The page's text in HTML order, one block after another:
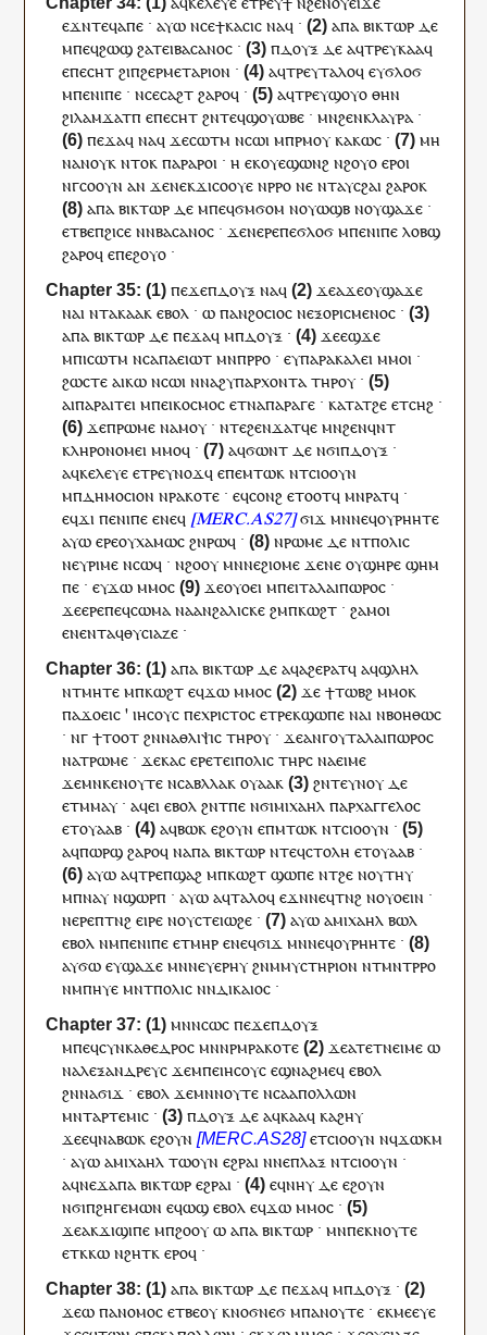
ⲉϫⲛⲧⲉϥⲁⲡⲉ · ⲁⲩⲱ ⲛⲥⲉϯⲕⲁⲥⲓⲥ ⲛⲁϥ · ⲁⲡⲁⲃⲓⲕⲧⲱⲣ ⲇⲉ
ⲙⲡⲉϥϩⲱϣ ϩⲁⲧⲉⲓⲃⲁⲥⲁⲛⲟⲥ · ⲡⲇⲟⲩⲝ ⲇⲉ ⲁϥⲧⲣⲉⲩⲕⲁⲁϥ
ⲉⲡⲉⲥⲏⲧ ϩⲓⲡϩⲉⲣⲙⲉⲧⲁⲣⲓⲟⲛ · ⲁϥⲧⲣⲉⲩⲧⲁⲗⲟϥ ⲉⲩϭⲗⲟϭ
ⲙⲡⲉⲛⲓⲡⲉ · ⲛⲥⲉⲥⲁϩⲧ ϩⲁⲣⲟϥ · ⲁϥⲧⲣⲉⲩϣⲟⲩⲟ ⲑⲏⲛ
ϩⲓⲗⲁⲙϫⲁⲧⲡ ⲉⲡⲉⲥⲏⲧ ϩⲛⲧⲉϥϣⲟⲩⲱⲃⲉ · ⲙⲛϩⲉⲛⲕⲗⲁⲩⲣⲁ ·
ⲡⲉϫⲁϥ ⲛⲁϥ ϫⲉⲥⲱⲧⲙ ⲛⲥⲱⲓ ⲙⲡⲣⲙⲟⲩ ⲕⲁⲕⲱⲥ ·
ⲙⲏ
ⲛⲁⲛⲟⲩⲕ ⲛⲧⲟⲕ ⲡⲁⲣⲁⲣⲟⲓ · ⲏ ⲉⲕⲟⲩⲉϣⲱⲛϩ ⲛϩⲟⲩⲟ ⲉⲣⲟⲓ
ⲛⲅⲥⲟⲟⲩⲛ ⲁⲛ ϫⲉⲛⲉⲕϫⲓⲥⲟⲟⲩⲉ ⲛⲣⲣⲟ ⲛⲉ ⲛⲧⲁⲩⲥϩⲁⲓ ϩⲁⲣⲟⲕ
ⲁⲡⲁⲃⲓⲕⲧⲱⲣ ⲇⲉ ⲙⲡⲉϥϭⲙϭⲟⲙ ⲛⲟⲩⲱϣⲃ ⲛⲟⲩϣⲁϫⲉ ·
ⲉⲧⲃⲉⲡϩⲓⲥⲉ ⲛⲛⲃⲁⲥⲁⲛⲟⲥ · ϫⲉⲛⲉⲣⲉⲡⲉϭⲗⲟϭ ⲙⲡⲉⲛⲓⲡⲉ ⲗⲟⲃϣ
ϩⲁⲣⲟϥ ⲉⲡⲉϩⲟⲩⲟ ·
ⲡⲉϫⲉⲡⲇⲟⲩⲝ ⲛⲁϥ ϫⲉⲁϫⲉⲟⲩϣⲁϫⲉ
ⲛⲁⲓ ⲛⲧⲁⲕⲁⲁⲕ ⲉⲃⲟⲗ · ⲱ ⲡⲁⲛϩⲟⲥⲓⲟⲥ ⲛⲉⲝⲟⲣⲓⲥⲙⲉⲛⲟⲥ ·
ⲁⲡⲁⲃⲓⲕⲧⲱⲣ ⲇⲉ ⲡⲉϫⲁϥ ⲙⲡⲇⲟⲩⲝ · ϫⲉⲉϣϫⲉ
ⲙⲡⲓⲥⲱⲧⲙ ⲛⲥⲁⲡⲁⲉⲓⲱⲧ ⲙⲛⲡⲣⲣⲟ · ⲉⲩⲡⲁⲣⲁⲕⲁⲗⲉⲓ ⲙⲙⲟⲓ ·
ϩⲱⲥⲧⲉ ⲁⲓⲕⲱ ⲛⲥⲱⲓ ⲛⲛⲁϩⲩⲡⲁⲣⲭⲟⲛⲧⲁⲧⲏⲣⲟⲩ ·
ⲁⲓⲡⲁⲣⲁⲓⲧⲉⲓ ⲙⲡⲉⲓⲕⲟⲥⲙⲟⲥ ⲉⲧⲛⲁⲡⲁⲣⲁⲅⲉ · ⲕⲁⲧⲁⲧϩⲉ ⲉⲧⲥⲏϩ ·
ϫⲉⲡⲣⲱⲙⲉ ⲛⲁⲙⲟⲩ · ⲛⲧⲉϩⲉⲛϫⲁⲧϥⲉ ⲙⲛϩⲉⲛϥⲛⲧ
ⲕⲗⲏⲣⲟⲛⲟⲙⲉⲓ ⲙⲙⲟϥ · ⲁϥϭⲱⲛⲧ ⲇⲉ ⲛϭⲓⲡⲇⲟⲩⲝ ·
ⲁϥⲕⲉⲗⲉⲩⲉ ⲉⲧⲣⲉⲩⲛⲟϫϥ ⲉⲡⲉⲙⲧⲱⲕ ⲛⲧⲥⲓⲟⲟⲩⲛ
ⲙⲡⲇⲏⲙⲟⲥⲓⲟⲛ ⲛⲣⲁⲕⲟⲧⲉ · ⲉϥⲥⲟⲛϩ ⲉⲧⲟⲟⲧϥ ⲙⲛⲣⲁⲧϥ ·
ⲉϥϫⲓ ⲡⲉⲛⲓⲡⲉ ⲉⲛⲉϥ ϭⲓϫ ⲙⲛⲛⲉϥⲟⲩⲣⲏⲏⲧⲉ
ⲁⲩⲱ ⲉⲣⲉⲟⲩⲭⲁⲙⲱⲥ ϩⲛⲣⲱϥ · ⲛⲣⲱⲙⲉ ⲇⲉ ⲛⲧⲡⲟⲗⲓⲥ
ⲛⲉⲩⲣⲓⲙⲉ ⲛⲥⲱϥ · ⲛϩⲟⲟⲩ ⲙⲛⲛⲉϩⲓⲟⲙⲉ ϫⲉⲛⲉ ⲟⲩϣⲏⲣⲉ ϣⲏⲙ
ⲡⲉ · ⲉⲩϫⲱ ⲙⲙⲟⲥ ϫⲉⲟⲩⲟⲉⲓ ⲙⲡⲉⲓⲧⲁⲗⲁⲓⲡⲱⲣⲟⲥ ·
ϫⲉⲉⲣⲉⲡⲉϥⲥⲱⲙⲁⲛⲁⲁⲛϩⲁⲗⲓⲥⲕⲉ ϩⲙⲡⲕⲱϩⲧ · ϩⲁⲙⲟⲓ
ⲉⲛⲉⲛⲧⲁϥⲑⲩⲥⲓⲁⲍⲉ ·
ⲁⲡⲁⲃⲓⲕⲧⲱⲣ ⲇⲉ ⲁϥⲁϩⲉⲣⲁⲧϥ ⲁϥϣⲗⲏⲗ
ⲛⲧⲙⲏⲧⲉ ⲙⲡⲕⲱϩⲧ ⲉϥϫⲱ ⲙⲙⲟⲥ ϫⲉ ϯⲧⲱⲃϩ ⲙⲙⲟⲕ
ⲡⲁϫⲟⲉⲓⲥ ' ⲓⲏⲥⲟⲩⲥ ⲡⲉⲭⲣⲓⲥⲧⲟⲥ ⲉⲧⲣⲉⲕϣⲱⲡⲉ ⲛⲁⲓ ⲛⲃⲟⲏⲑⲱⲥ
· ⲛⲅ ϯⲧⲟⲟⲧ ϩⲛⲛⲁⲑⲗⲓⲯⲓⲥ ⲧⲏⲣⲟⲩ · ϫⲉⲁⲛⲅⲟⲩⲧⲁⲗⲁⲓⲡⲱⲣⲟⲥ
ⲛⲁⲧⲣⲱⲙⲉ · ϫⲉⲕⲁⲥ ⲉⲣⲉⲧⲉⲓⲡⲟⲗⲓⲥ ⲧⲏⲣⲥ ⲛⲁⲉⲓⲙⲉ
ϫⲉⲙⲛⲕⲉⲛⲟⲩⲧⲉ ⲛⲥⲁⲃⲗⲗⲁⲕ ⲟⲩⲁⲁⲕ ϩⲛⲧⲉⲩⲛⲟⲩ ⲇⲉ
ⲉⲧⲙⲙⲁⲩ · ⲁϥⲉⲓ ⲉⲃⲟⲗ ϩⲛⲧⲡⲉ ⲛϭⲓⲙⲓⲭⲁⲏⲗ ⲡⲁⲣⲭⲁⲅⲅⲉⲗⲟⲥ
ⲉⲧⲟⲩⲁⲁⲃ · ⲁϥⲃⲱⲕ ⲉϩⲟⲩⲛ ⲉⲡⲙⲧⲱⲕ ⲛⲧⲥⲓⲟⲟⲩⲛ ·
ⲁϥⲡⲱⲣϣ ϩⲁⲣⲟϥ ⲛⲁⲡⲁⲃⲓⲕⲧⲱⲣ ⲛⲧⲉϥⲥⲧⲟⲗⲏ ⲉⲧⲟⲩⲁⲁⲃ ·
ⲁⲩⲱ ⲁϥⲧⲣⲉⲡϣⲁϩ ⲙⲡⲕⲱϩⲧ ϣⲱⲡⲉ ⲛⲧϩⲉ ⲛⲟⲩⲧⲏⲩ
ⲙⲡⲛⲁⲩ ⲛϣⲱⲣⲡ · ⲁⲩⲱ ⲁϥⲧⲁⲗⲟϥ ⲉϫⲛⲛⲉϥⲧⲛϩ ⲛⲟⲩⲟⲉⲓⲛ ·
ⲛⲉⲣⲉⲡⲧⲛϩ ⲉⲓⲣⲉ ⲛⲟⲩⲥⲧⲉⲓⲱϩⲉ · ⲁⲩⲱ ⲁⲙⲓⲭⲁⲏⲗ ⲃⲱⲗ
ⲉⲃⲟⲗ ⲛⲙⲡⲉⲛⲓⲡⲉ ⲉⲧⲙⲏⲣ ⲉⲛⲉϥϭⲓϫ ⲙⲛⲛⲉϥⲟⲩⲣⲏⲏⲧⲉ ·
ⲁⲩϭⲱ ⲉⲩϣⲁϫⲉ ⲙⲛⲛⲉⲩⲉⲣⲏⲩ ϩⲛⲙⲙⲩⲥⲧⲏⲣⲓⲟⲛ ⲛⲧⲙⲛⲧⲣⲣⲟ
ⲛⲙⲡⲏⲩⲉ ⲙⲛⲧⲡⲟⲗⲓⲥ ⲛⲛⲇⲓⲕⲁⲓⲟⲥ ·
ⲙⲛⲛⲥⲱⲥ ⲡⲉϫⲉⲡⲇⲟⲩⲝ
ⲙⲡⲉϥⲥⲩⲛⲕⲁⲑⲉⲇⲣⲟⲥ ⲙⲛⲛⲣⲙⲣⲁⲕⲟⲧⲉ ϫⲉⲁⲧⲉⲧⲛⲉⲓⲙⲉ ⲱ
ⲛⲁⲗⲉⲝⲁⲛⲇⲣⲉⲩⲥ ϫⲉⲙⲡⲉⲓⲏⲥⲟⲩⲥ ⲉϣⲛⲁϩⲙⲉϥ ⲉⲃⲟⲗ
ϩⲛⲛⲁϭⲓϫ · ⲉⲃⲟⲗ ϫⲉⲙⲛⲛⲟⲩⲧⲉ ⲛⲥⲁⲁⲡⲟⲗⲗⲱⲛ
ⲙⲛⲧⲁⲣⲧⲉⲙⲓⲥ · ⲡⲇⲟⲩⲝ ⲇⲉ ⲁϥⲕⲁⲁϥ ⲕⲁϩⲏⲩ
ϫⲉⲉϥⲛⲁⲃⲱⲕ ⲉϩⲟⲩⲛ ⲉⲧⲥⲓⲟⲟⲩⲛ ⲛϥϫⲱⲕⲙ
· ⲁⲩⲱ ⲁⲙⲓⲭⲁⲏⲗ ⲧⲱⲟⲩⲛ ⲉϩⲣⲁⲓ ⲛⲛⲉⲡⲗⲁⲝ ⲛⲧⲥⲓⲟⲟⲩⲛ ·
ⲁϥⲛⲉϫⲁⲡⲁⲃⲓⲕⲧⲱⲣ ⲉϩⲣⲁⲓ · ⲉϥⲛⲏⲩ ⲇⲉ ⲉϩⲟⲩⲛ
ⲛϭⲓⲡϩⲏⲅⲉⲙⲱⲛ ⲉϥⲱϣ ⲉⲃⲟⲗ ⲉϥϫⲱ ⲙⲙⲟⲥ ·
ϫⲉⲁⲕϫⲓϣⲓⲡⲉ ⲙⲡϩⲟⲟⲩ ⲱ ⲁⲡⲁⲃⲓⲕⲧⲱⲣ · ⲙⲛⲡⲉⲕⲛⲟⲩⲧⲉ
ⲉⲧⲕⲕⲱ ⲛϩⲏⲧⲕ ⲉⲣⲟϥ ·
ⲁⲡⲁⲃⲓⲕⲧⲱⲣ ⲇⲉ ⲡⲉϫⲁϥ ⲙⲡⲇⲟⲩⲝ ·
ϫⲉⲱ ⲡⲁⲛⲟⲙⲟⲥ ⲉⲧⲃⲉⲟⲩ ⲕⲛⲟϭⲛⲉϭ ⲙⲡⲁⲛⲟⲩⲧⲉ · ⲉⲕⲙⲉⲉⲩⲉ